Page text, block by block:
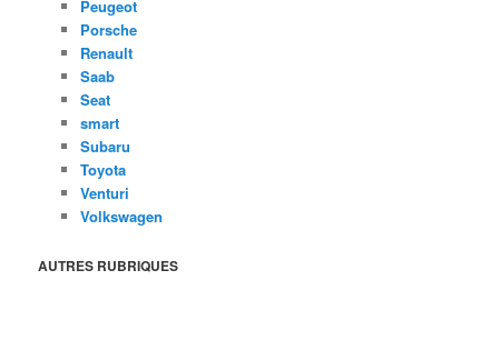
Peugeot
Porsche
Renault
Saab
Seat
smart
Subaru
Toyota
Venturi
Volkswagen
AUTRES RUBRIQUES